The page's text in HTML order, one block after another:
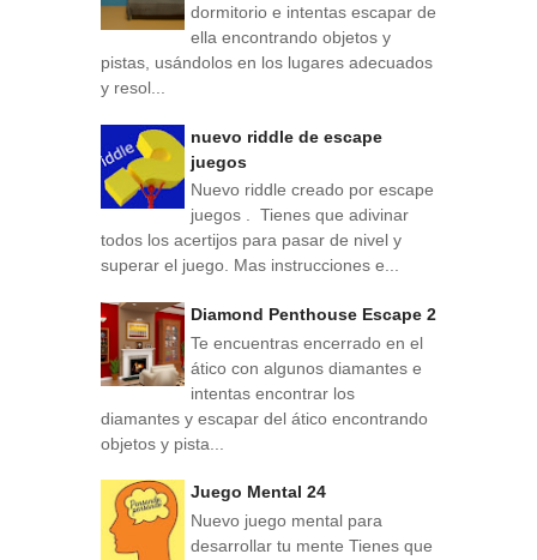
dormitorio e intentas escapar de
ella encontrando objetos y
pistas, usándolos en los lugares adecuados
y resol...
nuevo riddle de escape
juegos
Nuevo riddle creado por escape
juegos . Tienes que adivinar
todos los acertijos para pasar de nivel y
superar el juego. Mas instrucciones e...
Diamond Penthouse Escape 2
Te encuentras encerrado en el
ático con algunos diamantes e
intentas encontrar los
diamantes y escapar del ático encontrando
objetos y pista...
Juego Mental 24
Nuevo juego mental para
desarrollar tu mente Tienes que